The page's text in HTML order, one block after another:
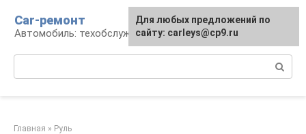
контенту
Car-ремонт
Автомобиль: техобслуживание и ремонт
Главная » Руль
Для любых предложений по
сайту: carleys@cp9.ru